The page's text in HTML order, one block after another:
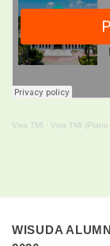
Viva TMI · Viva TMI (Piano
WISUDA